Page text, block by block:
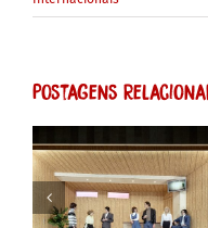
Postagens